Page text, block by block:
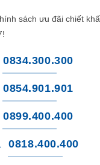
sách ưu đãi chiết
0834.300.300
0854.901.901
0899.400.400
0818.400.400